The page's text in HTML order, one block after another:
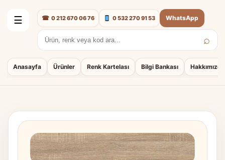
☰
Anasayfa Ürünler Renk Kartelası Bilgi Bankası Hakkımızda
Arama: ⌕
☎ 0 212 670 06 76 0 532 270 91 53 WhatsApp